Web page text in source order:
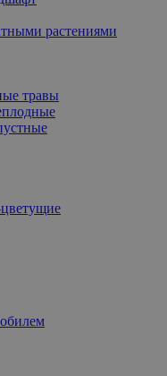
растениями
травы